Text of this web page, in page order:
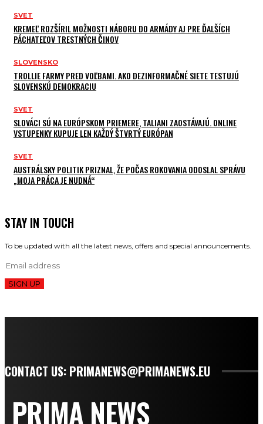
SVET
KREMEĽ ROZŠÍRIL MOŽNOSTI NÁBORU DO ARMÁDY AJ PRE ĎALŠÍCH
PÁCHATEĽOV TRESTNÝCH ČINOV
SLOVENSKO
TROLLIE FARMY PRED VOĽBAMI. AKO DEZINFORMAČNÉ SIETE TESTUJÚ
SLOVENSKÚ DEMOKRACIU
SVET
SLOVÁCI SÚ NA EURÓPSKOM PRIEMERE, TALIANI ZAOSTÁVAJÚ. ONLINE
VSTUPENKY KUPUJE LEN KAŽDÝ ŠTVRTÝ EURÓPAN
SVET
AUSTRÁLSKY POLITIK PRIZNAL, ŽE POČAS ROKOVANIA ODOSLAL SPRÁVU
„MOJA PRÁCA JE NUDNÁ“
STAY IN TOUCH
To be updated with all the latest news, offers and special announcements.
SIGN UP
CONTACT US: PRIMANEWS@PRIMANEWS.EU
PRIMA NEWS